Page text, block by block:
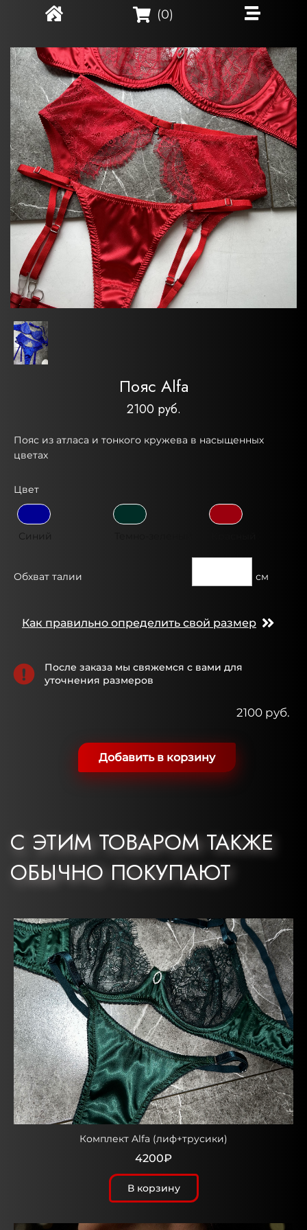
(0)
Пояс Alfa
2100 руб.
Пояс из атласа и тонкого кружева в насыщенных
цветах
Цвет
Синий
Обхват талии см
Как правильно определить свой размер
После заказа мы свяжемся с вами для
уточнения размеров
2100 руб.
Добавить в корзину
С ЭТИМ ТОВАРОМ ТАКЖЕ
ОБЫЧНО ПОКУПАЮТ
Комплект Alfa (лиф+трусики)
4200₽
В корзину